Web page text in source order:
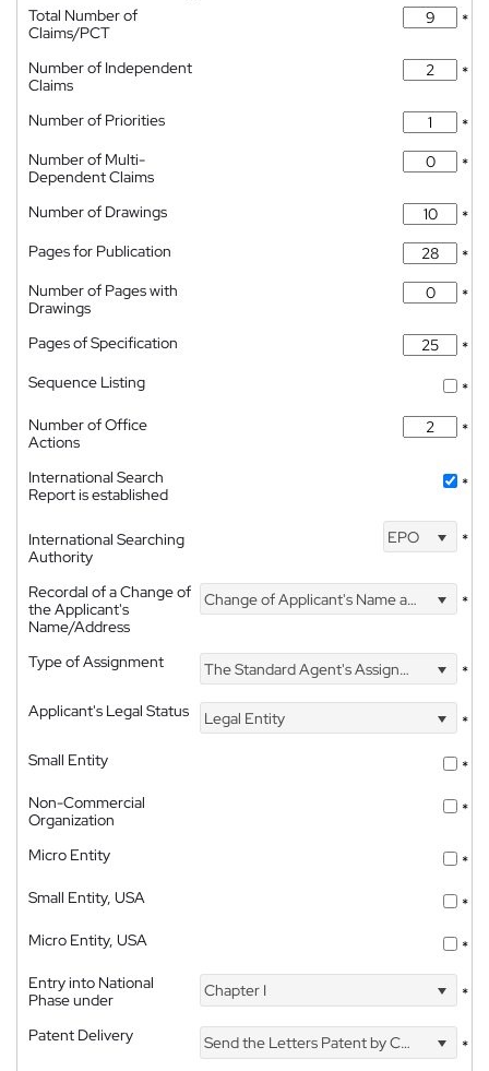
Total Number of
Claims/PCT
*
Number of Independent
Claims
*
Number of Priorities
*
Number of Multi-
Dependent Claims
*
Number of Drawings
*
Pages for Publication
*
Number of Pages with
Drawings
*
Pages of Specification
*
Sequence Listing
*
Number of Office
Actions
*
International Search
Report is established
*
International Searching
Authority
EPO *
Recordal of a Change of
the Applicant's
Name/Address
Change of Applicant's Name and Address *
Type of Assignment The Standard Agent's Assignment
*
Applicant's Legal Status
Legal Entity
*
Small Entity
*
Non-Commercial
Organization
*
Micro Entity
*
Small Entity, USA
*
Micro Entity, USA
*
Entry into National
Phase under
Chapter I *
Patent Delivery Send the Letters Patent by Courier *